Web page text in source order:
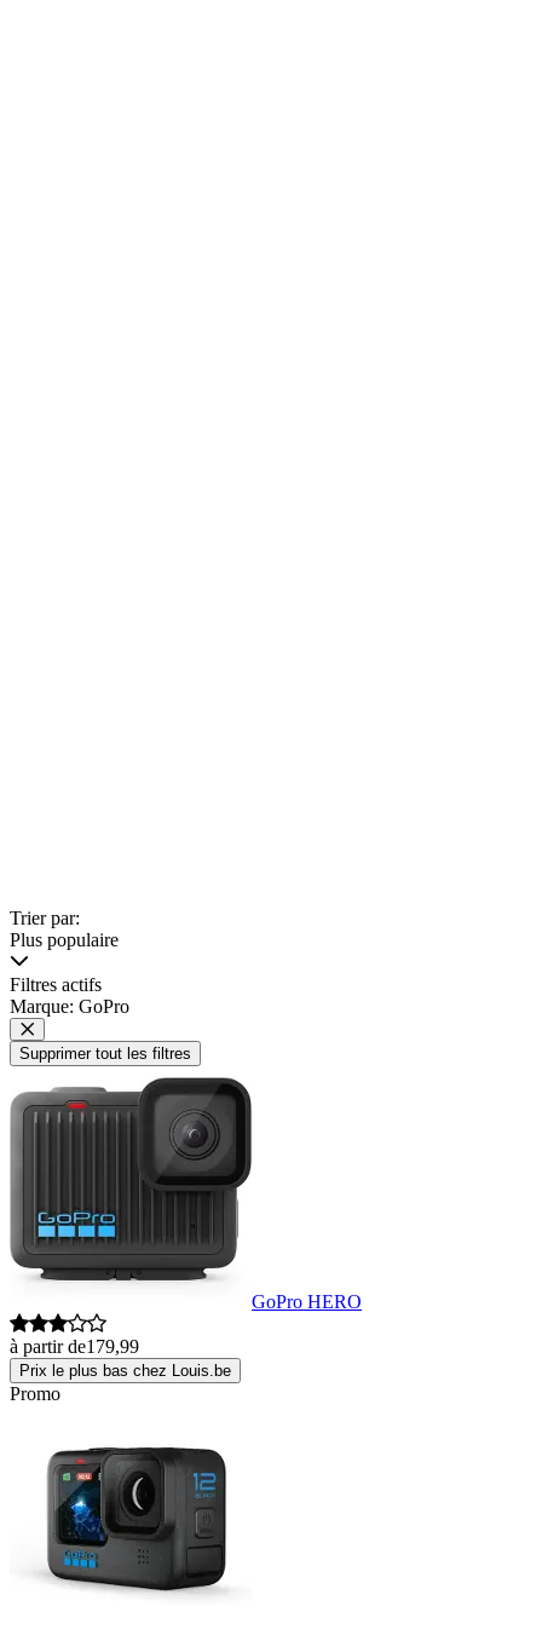
Trier par:
Plus populaire
Filtres actifs
Marque: GoPro
Supprimer tout les filtres
GoPro HERO
à partir de179,99
Prix le plus bas chez Louis.be
Promo